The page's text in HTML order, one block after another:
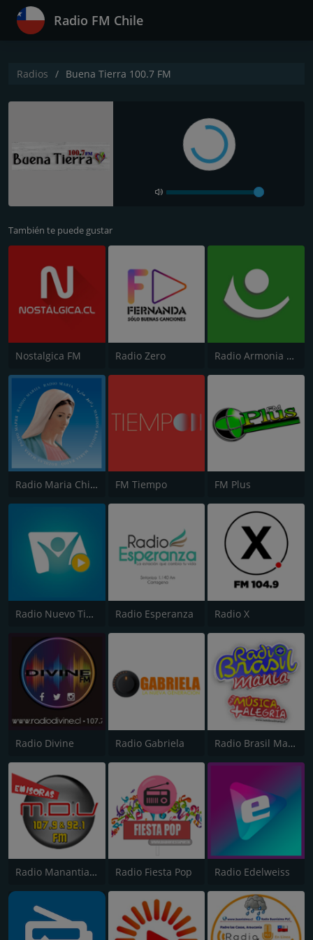
Radio FM Chile
Radios Buena Tierra 100.7 FM
También te puede gustar
Nostalgica FM Radio Zero Radio Armonia 106.3 FM
Radio Maria Chile FM Tiempo FM Plus
Radio Nuevo Tiempo Radio Esperanza Radio X
Radio Divine Radio Gabriela Radio Brasil Mania
Radio Manantial de Vida Radio Fiesta Pop Radio Edelweiss